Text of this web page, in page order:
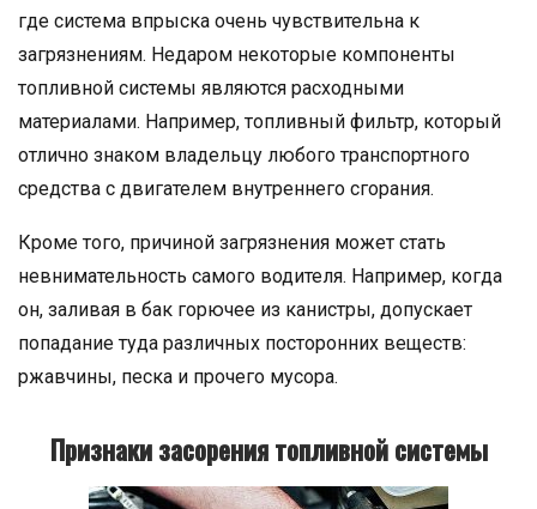
где система впрыска очень чувствительна к
загрязнениям. Недаром некоторые компоненты
топливной системы являются расходными
материалами. Например, топливный фильтр, который
отлично знаком владельцу любого транспортного
средства с двигателем внутреннего сгорания.
Кроме того, причиной загрязнения может стать
невнимательность самого водителя. Например, когда
он, заливая в бак горючее из канистры, допускает
попадание туда различных посторонних веществ:
ржавчины, песка и прочего мусора.
Признаки засорения топливной системы